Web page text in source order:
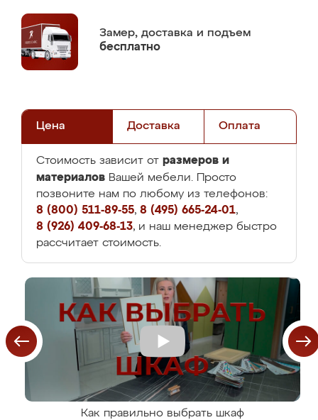
Замер, доставка и подъем
бесплатно
Цена Доставка Оплата
Стоимость зависит от размеров и
материалов Вашей мебели. Просто
позвоните нам по любому из телефонов:
8 (800) 511-89-55, 8 (495) 665-24-01,
8 (926) 409-68-13, и наш менеджер быстро
рассчитает стоимость.
Как правильно выбрать шкаф